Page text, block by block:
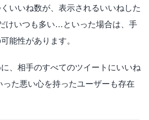
いいね数が、表示されるいいねした
けいつも多い…といった場合は、手
能性があります。
、相手のすべてのツイートにいいね
た悪い心を持ったユーザーも存在